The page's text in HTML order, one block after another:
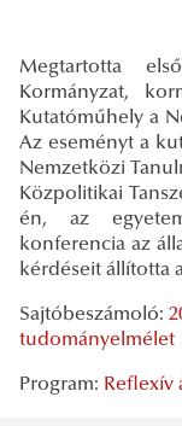
Megtartotta
Kormányzat,
Kutatóműhely a
Az eseményt a
Nemzetközi
Közpolitikai
én, az
konferencia az
kérdéseit állította
Sajtóbeszámoló:
tudományelmélet
Program: Reflexív